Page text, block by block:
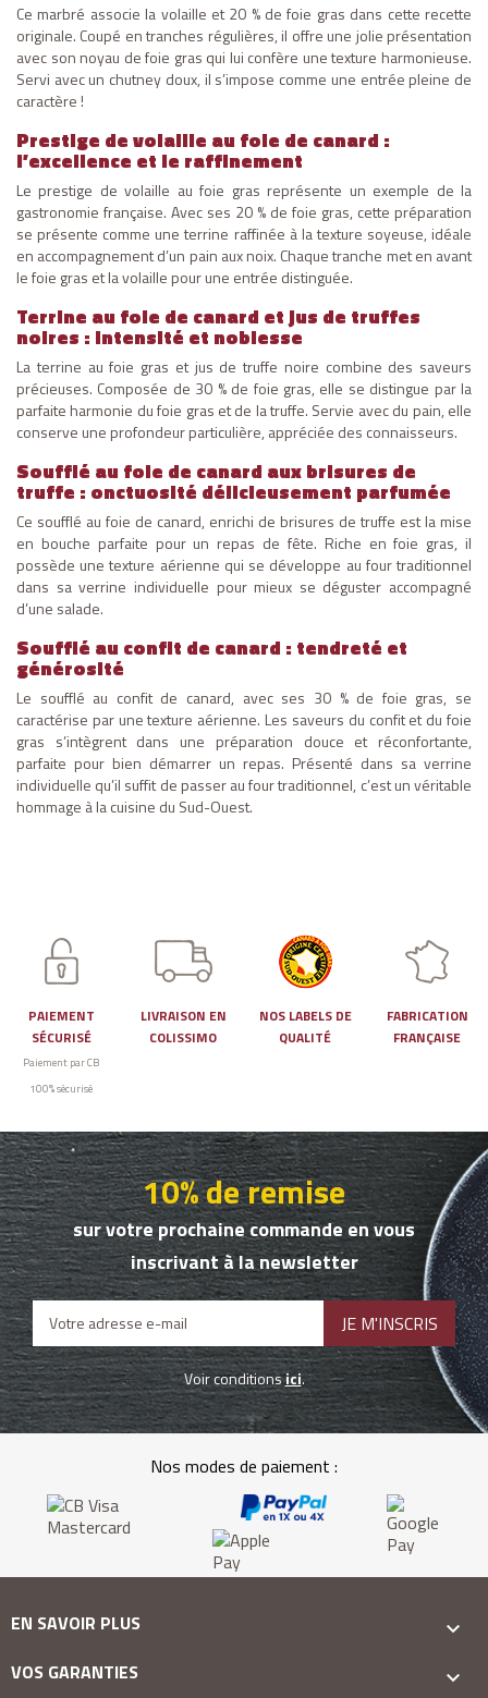
Ce marbré associe la volaille et 20 % de foie gras dans cette recette
originale. Coupé en tranches régulières, il offre une jolie présentation
avec son noyau de foie gras qui lui confère une texture harmonieuse.
Servi avec un chutney doux, il s’impose comme une entrée pleine de
caractère !
Prestige de volaille au foie de canard :
l’excellence et le raffinement
Le prestige de volaille au foie gras représente un exemple de la
gastronomie française. Avec ses 20 % de foie gras, cette préparation
se présente comme une terrine raffinée à la texture soyeuse, idéale
en accompagnement d’un pain aux noix. Chaque tranche met en avant
le foie gras et la volaille pour une entrée distinguée.
Terrine au foie de canard et jus de truffes
noires : intensité et noblesse
La terrine au foie gras et jus de truffe noire combine des saveurs
précieuses. Composée de 30 % de foie gras, elle se distingue par la
parfaite harmonie du foie gras et de la truffe. Servie avec du pain, elle
conserve une profondeur particulière, appréciée des connaisseurs.
Soufflé au foie de canard aux brisures de
truffe : onctuosité délicieusement parfumée
Ce soufflé au foie de canard, enrichi de brisures de truffe est la mise
en bouche parfaite pour un repas de fête. Riche en foie gras, il
possède une texture aérienne qui se développe au four traditionnel
dans sa verrine individuelle pour mieux se déguster accompagné
d’une salade.
Soufflé au confit de canard : tendreté et
générosité
Le soufflé au confit de canard, avec ses 30 % de foie gras, se
caractérise par une texture aérienne. Les saveurs du confit et du foie
gras s’intègrent dans une préparation douce et réconfortante,
parfaite pour bien démarrer un repas. Présenté dans sa verrine
individuelle qu’il suffit de passer au four traditionnel, c’est un véritable
hommage à la cuisine du Sud-Ouest.
PAIEMENT
SÉCURISÉ
Paiement par CB
100% sécurisé
LIVRAISON EN
COLISSIMO
NOS LABELS DE
QUALITÉ
FABRICATION
FRANÇAISE
10% de remise
sur votre prochaine commande en vous
inscrivant à la newsletter
Voir conditionsici.
Nos modes de paiement :
EN SAVOIR PLUS

VOS GARANTIES
